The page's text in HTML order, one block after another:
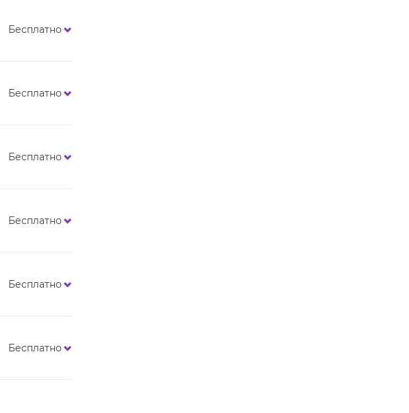
Бесплатно
Бесплатно
Бесплатно
Бесплатно
Бесплатно
Бесплатно